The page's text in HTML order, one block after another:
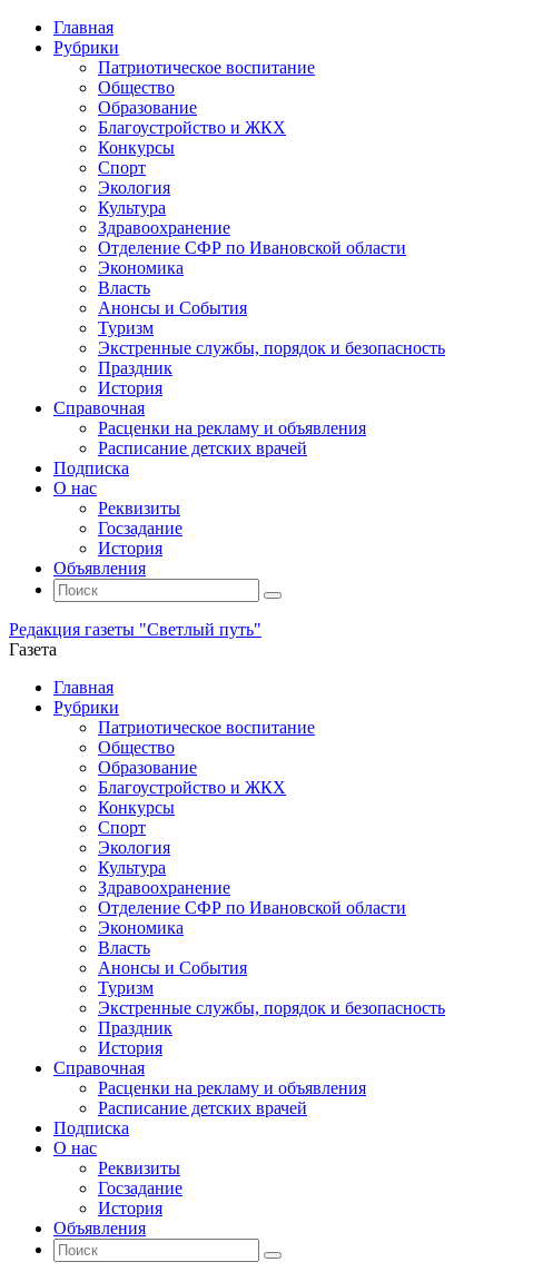
Главная
Рубрики
Патриотическое воспитание
Общество
Образование
Благоустройство и ЖКХ
Конкурсы
Спорт
Экология
Культура
Здравоохранение
Отделение СФР по Ивановской области
Экономика
Власть
Анонсы и События
Туризм
Экстренные службы, порядок и безопасность
Праздник
История
Справочная
Расценки на рекламу и объявления
Расписание детских врачей
Подписка
О нас
Реквизиты
Госзадание
История
Объявления
Поиск
Искать:
Поиск
Редакция газеты "Светлый путь"
Газета
Промотать
содержимому
Главная
Рубрики
Патриотическое воспитание
Общество
Образование
Благоустройство и ЖКХ
Конкурсы
Спорт
Экология
Культура
Здравоохранение
Отделение СФР по Ивановской области
Экономика
Власть
Анонсы и События
Туризм
Экстренные службы, порядок и безопасность
Праздник
История
Справочная
Расценки на рекламу и объявления
Расписание детских врачей
Подписка
О нас
Реквизиты
Госзадание
История
Объявления
Поиск
Искать:
Поиск